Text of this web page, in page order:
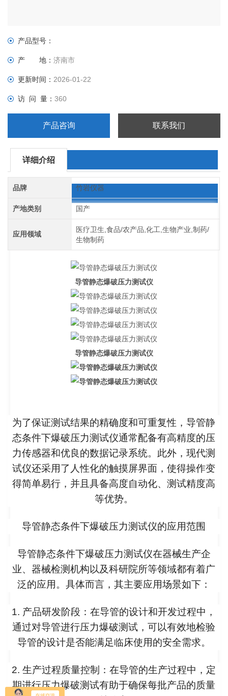
产品型号：
产 地：济南市
更新时间：2026-01-22
访 问 量：360
产品咨询 联系我们
详细介绍
品牌 竹岩仪器
产地类别 国产
应用领域
医疗卫生,食品/农产品,化工,生物产业,制药/
生物制药
导管静态爆破压力测试仪
导管静态爆破压力测试仪
为了保证测试结果的精确度和可重复性，导管静
态条件下爆破压力测试仪通常配备有高精度的压
力传感器和优良的数据记录系统。此外，现代测
试仪还采用了人性化的触摸屏界面，使得操作变
得简单易行，并且具备高度自动化、测试精度高
等优势。
导管静态条件下爆破压力测试仪的应用范围
导管静态条件下爆破压力测试仪在器械生产企
业、器械检测机构以及科研院所等领域都有着广
泛的应用。具体而言，其主要应用场景如下：
1. 产品研发阶段：在导管的设计和开发过程中，
通过对导管进行压力爆破测试，可以有效地检验
导管的设计是否能满足临床使用的安全需求。
2. 生产过程质量控制：在导管的生产过程中，定
期进行压力爆破测试有助于确保每批产品的质量